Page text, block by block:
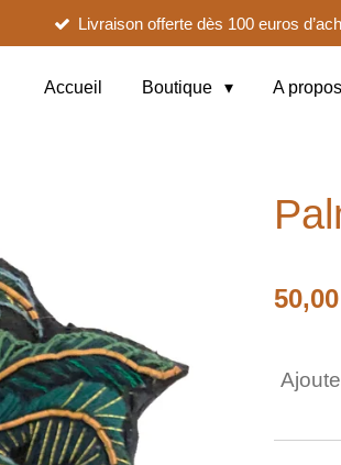
Livraison offerte dès 100 euros
Accueil Boutique A propos